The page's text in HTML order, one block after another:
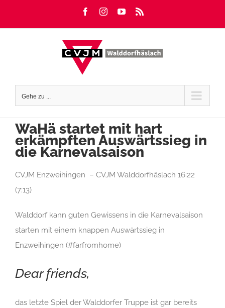
FacebookInstagramYouTube
Gehe zu ...
WaHä startet mit hart
erkämpften Auswärtssieg in
die Karnevalsaison
CVJM Enzweihingen – CVJM Walddorfhäslach 16:22
(7:13)
Walddorf kann guten Gewissens in die Karnevalsaison
starten mit einem knappen Auswärtssieg in
Enzweihingen (#farfromhome)
Dear friends,
das letzte Spiel der Walddorfer Truppe ist gar bereits